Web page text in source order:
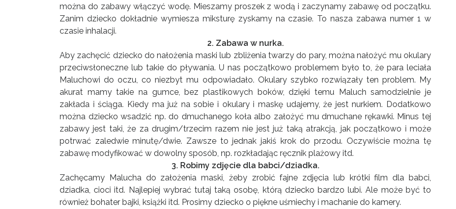
można do zabawy włączyć wodę. Mieszamy proszek z wodą i zaczynamy zabawę od początku.
Zanim dziecko dokładnie wymiesza miksturę zyskamy na czasie. To nasza zabawa numer 1 w
czasie inhalacji.
2. Zabawa w nurka.
Aby zachęcić dziecko do nałożenia maski lub zbliżenia twarzy do pary, można nałożyć mu okulary
przeciwsłoneczne lub takie do pływania. U nas początkowo problemem było to, że para leciała
Maluchowi do oczu, co niezbyt mu odpowiadało. Okulary szybko rozwiązały ten problem. My
akurat mamy takie na gumce, bez plastikowych boków, dzięki temu Maluch samodzielnie je
zakłada i ściąga. Kiedy ma już na sobie i okulary i maskę udajemy, że jest nurkiem. Dodatkowo
można dziecko wsadzić np. do dmuchanego koła albo założyć mu dmuchane rękawki. Minus tej
zabawy jest taki, że za drugim/trzecim razem nie jest już taką atrakcją, jak początkowo i może
potrwać zaledwie minutę/dwie. Zawsze to jednak jakiś krok do przodu. Oczywiście można tę
zabawę modyfikować w dowolny sposób, np. rozkładając ręcznik plażowy itd.
3. Robimy zdjęcie dla babci/dziadka.
Zachęcamy Malucha do założenia maski, żeby zrobić fajne zdjęcia lub krótki film dla babci,
dziadka, cioci itd. Najlepiej wybrać tutaj taką osobę, którą dziecko bardzo lubi. Ale może być to
również bohater bajki, książki itd. Prosimy dziecko o piękne uśmiechy i machanie do kamery.